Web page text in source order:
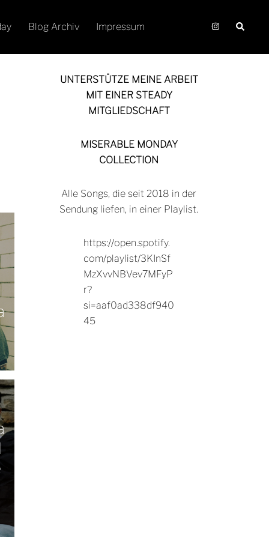
Blog Archiv Impressum Suche
UNTERSTÜTZE MEINE ARBEIT
MIT EINER STEADY
MITGLIEDSCHAFT
MISERABLE MONDAY
COLLECTION
Alle Songs, die seit 2018 in der
Sendung liefen, in einer Playlist.
https://open.spotify.
com/playlist/3KInSf
MzXvvNBVev7MFyP
r?
si=aaf0ad338df940
45